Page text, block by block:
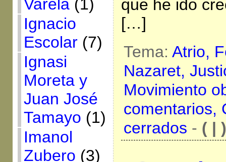
Varela(1)
Ignacio
Escolar(7)
Ignasi
Moreta y
Juan José
Tamayo (1)
Imanol
Zubero (3)
que he ido
[…]
Tema: Atrio,
Nazaret,
Movimiento
comentarios,
cerrados - ( | )